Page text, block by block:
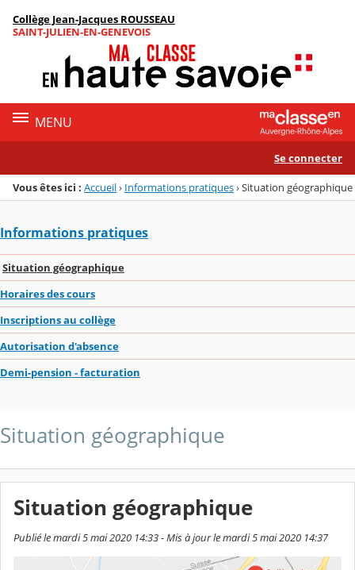
Menu de la rubrique
Contenu
Collège Jean-Jacques ROUSSEAU
SAINT-JULIEN-EN-GENEVOIS
MENU
Se connecter
Vous êtes ici : Accueil› Informations pratiques›Situation géographique
Informations pratiques
Situation géographique
Horaires des cours
Inscriptions au collège
Autorisation d'absence
Demi-pension - facturation
Situation géographique
Situation géographique
Publié le mardi 5 mai 2020 14:33 - Mis à jour le mardi 5 mai 2020 14:37